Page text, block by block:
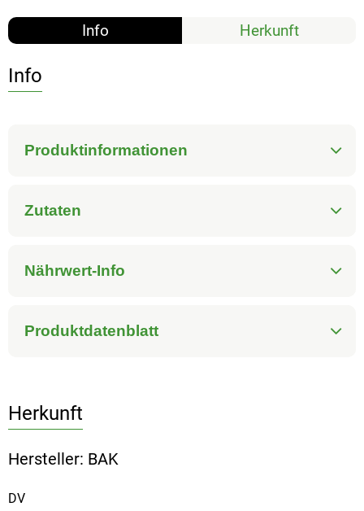
Info Herkunft
Info
Produktinformationen
Zutaten
Nährwert-Info
Produktdatenblatt
Herkunft
Hersteller: BAK
DV